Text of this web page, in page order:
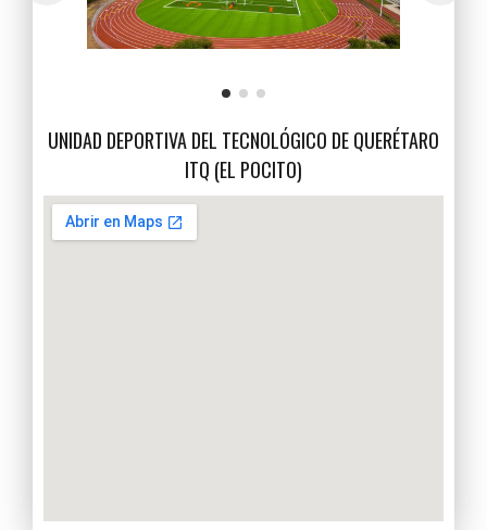
UNIDAD DEPORTIVA DEL TECNOLÓGICO DE QUERÉTARO
ITQ (EL POCITO)